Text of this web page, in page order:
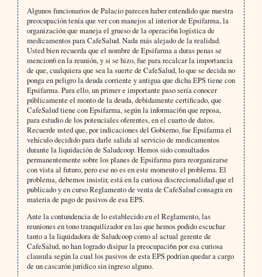
Algunos funcionarios de Palacio parecen haber entendido que nuestra
preocupación tenía que ver con manejos al interior de Epsifarma, la
organización que maneja el grueso de la operaci6n logística de
medicamentos para CafeSalud. Nada más alejado de la realidad.
Usted bien recuerda que el nombre de Epsifarma a duras penas se
mencion6 en la reunión, y si se hizo, fue para recalcar la importancia
de que, cualquiera que sea la suerte de CafeSalud, lo que se decida no
ponga en peligro la deuda corriente y antigua que dicha EPS tiene con
Epsifarma. Para ello, un primer e importante paso sería conocer
públicamente el monto de la deuda, debidamente certificado, que
CafeSalud tiene con Epsifarma, según la informaci6n que reposa,
para estudio de los potenciales oferentes, en el cuarto de datos.
Recuerde usted que, por indicaciones del Gobierno, fue Epsifarma el
vehículo decidido para darle salida al servicio de medicamentos
durante la liquidación de Saludcoop. Hemos sido consultados
permanentemente sobre los planes de Epsifarma para reorganizarse
con vista al futuro, pero ese no es en este momento el problema. El
problema, debemos insistir, está en la curiosa discrecionalidad que el
publicado y en curso Reglamento de venta de CafeSalud consagra en
materia de pago de pasivos de esa EPS.
Ante la contundencia de lo establecido en el Reglamento, las
reuniones en tono tranquilizador en las que hemos podido escuchar
tanto a la liquidadora de Saludcoop como al actual gerente de
CafeSalud, no han logrado disipar la preocupaci6n por esa curiosa
clausula según la cual los pasivos de esta EPS podrían quedar a cargo
de un cascarón jurídico sin ingreso alguno.